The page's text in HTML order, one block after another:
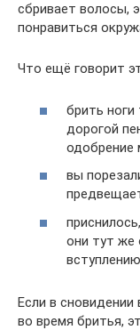
сбривает волосы,
понравиться
Что ещё говорит
брить
дорогой
одобрение
вы
они тут же
Если в сновидении
во время бритья,